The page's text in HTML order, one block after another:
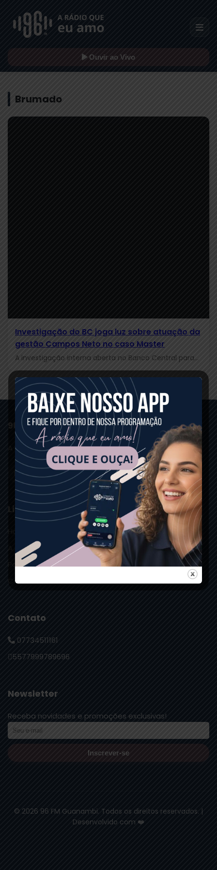
Ouvir ao Vivo
Brumado
Investigação do BC joga luz sobre atuação da
gestão Campos Neto no caso Master
A investigação interna aberta no Banco Central para
apurar possíveis falhas no caso do Banco Master tem…
96 FM GUANAMBI
A RÁDIO QUE EU AMO
Links Rápidos
A rádio
Política de privacidade
Contato
Contato
07734511161
5577999789696
Newsletter
Receba novidades e promoções exclusivas!
Inscrever-se
© 2026 96 FM Guanambi. Todos os direitos reservados. |
Desenvolvido com ❤️